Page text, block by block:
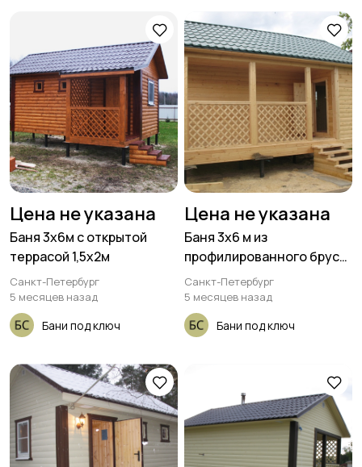
Цена не указана
Баня 3х6м с открытой
террасой 1,5х2м
Санкт-Петербург
5 месяцев назад
Бани под ключ
Цена не указана
Баня 3х6 м из
профилированного бруса
с террасой 1,5х4,5 м
Санкт-Петербург
5 месяцев назад
Бани под ключ